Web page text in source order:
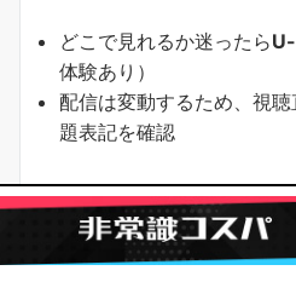
どこで見れるか迷ったら
体験あり）
配信は変動するため、視
題表記を確認
コスパと使いやすさを両立し